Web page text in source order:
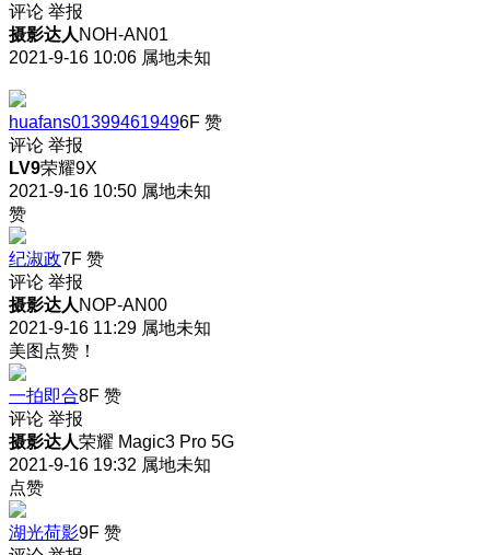
评论 举报
摄影达人 NOH-AN01
2021-9-16 10:06 属地未知
huafans013994619496F 赞
评论 举报
LV9荣耀9X
2021-9-16 10:50 属地未知
赞
纪淑政7F 赞
评论 举报
摄影达人 NOP-AN00
2021-9-16 11:29 属地未知
美图点赞！
一拍即合8F 赞
评论 举报
摄影达人荣耀 Magic3 Pro 5G
2021-9-16 19:32 属地未知
点赞
湖光荷影9F 赞